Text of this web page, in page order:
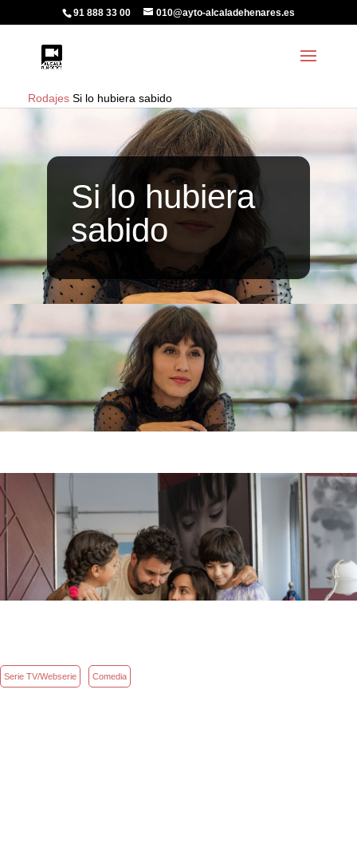
91 888 33 00 010@ayto-alcaladehenares.es
Rodajes Si lo hubiera sabido
Si lo hubiera
sabido
Serie TV/Webserie Comedia